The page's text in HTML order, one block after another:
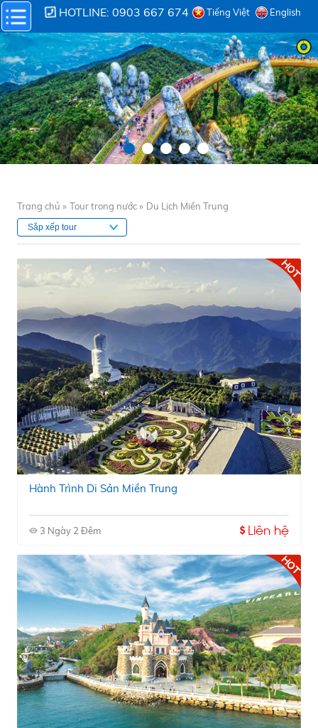
Tiếng Việt English
HOTLINE: 0903 667 674
Trang chủ » Tour trong nước » Du Lịch Miền Trung
Hành Trình Di Sản Miền Trung
3 Ngày 2 Đêm Liên hệ